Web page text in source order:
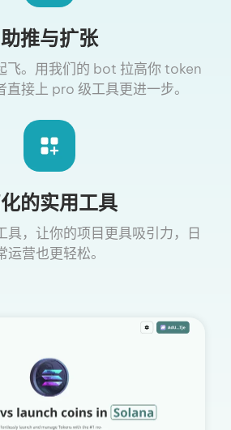
助推与扩张
飞。用我们的 bot 拉高你 token
直接上 pro 级工具更进一步。
的实用工具
具，让你的项目更具吸引力，日
运营也更轻松。